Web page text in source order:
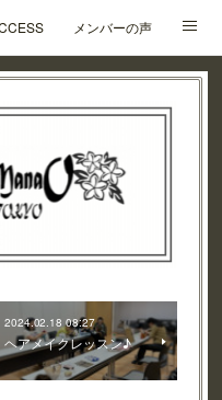
メンバーの声
CONTENTS
2024.02.18 08:27
ヘアメイクレッスン♪